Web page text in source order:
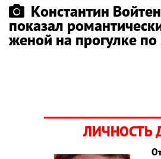
Константин
показал
женой на прогулке
ЛИЧНОСТЬ